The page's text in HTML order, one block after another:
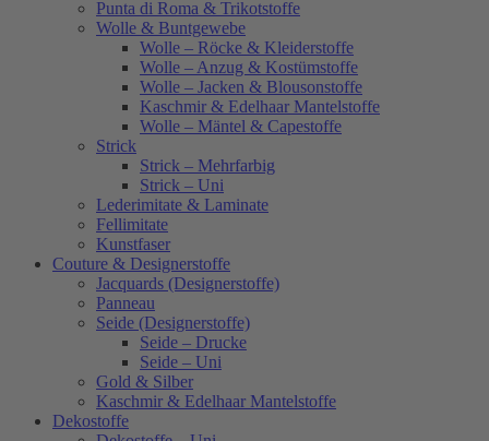
Punta di Roma & Trikotstoffe
Wolle & Buntgewebe
Wolle – Röcke & Kleiderstoffe
Wolle – Anzug & Kostümstoffe
Wolle – Jacken & Blousonstoffe
Kaschmir & Edelhaar Mantelstoffe
Wolle – Mäntel & Capestoffe
Strick
Strick – Mehrfarbig
Strick – Uni
Lederimitate & Laminate
Fellimitate
Kunstfaser
Couture & Designerstoffe
Jacquards (Designerstoffe)
Panneau
Seide (Designerstoffe)
Seide – Drucke
Seide – Uni
Gold & Silber
Kaschmir & Edelhaar Mantelstoffe
Dekostoffe